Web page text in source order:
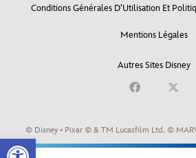
Open toolbar
Conditions Générales D’Utilisation Et
Mentions Légales
Autres Sites Disney
© Disney • Pixar © & TM Lucasfilm Ltd. ©